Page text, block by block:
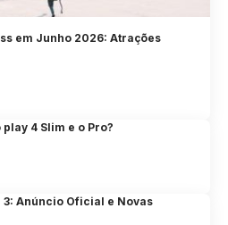
em Junho 2026: Atrações
4 Slim e o Pro?
Anúncio Oficial e Novas